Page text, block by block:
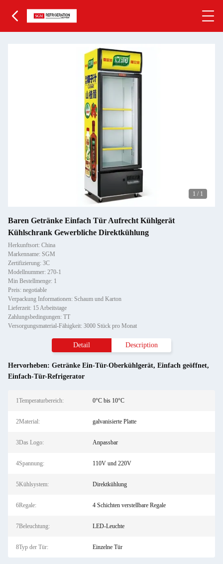
1 / 1
Baren Getränke Einfach Tür Aufrecht Kühlgerät
Kühlschrank Gewerbliche Direktkühlung
Herkunftsort: China
Markenname: SGM
Zertifizierung: 3C
Modellnummer: 270-1
Min Bestellmenge: 1
Preis: negotiable
Verpackung Informationen: Schaum und Karton
Lieferzeit: 15 Arbeitstage
Zahlungsbedingungen: TT
Versorgungsmaterial-Fähigkeit: 3000 Stück pro Monat
Detail Description
Hervorheben: Getränke Ein-Tür-Oberkühlgerät, Einfach geöffnet,
Einfach-Tür-Refrigerator
1Temperaturbereich: 0°C bis 10°C
2Material: galvanisierte Platte
3Das Logo: Anpassbar
4Spannung: 110V und 220V
5Kühlsystem: Direktkühlung
6Regale: 4 Schichten verstellbare Regale
7Beleuchtung: LED-Leuchte
8Typ der Tür: Einzelne Tür